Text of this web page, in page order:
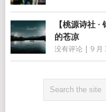
【桃源诗社
的苍凉
没有评论 | 9 月